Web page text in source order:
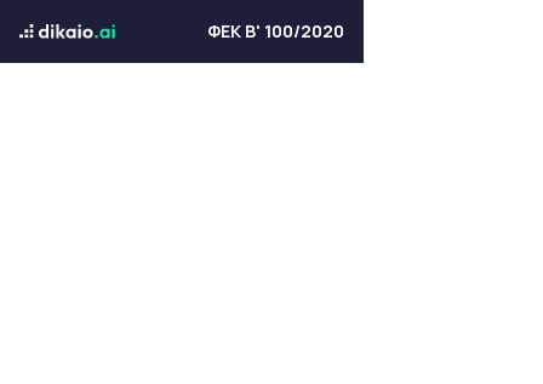
ΦΕΚ Β' 100/2020